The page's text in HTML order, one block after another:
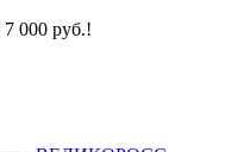
7 000 руб.!